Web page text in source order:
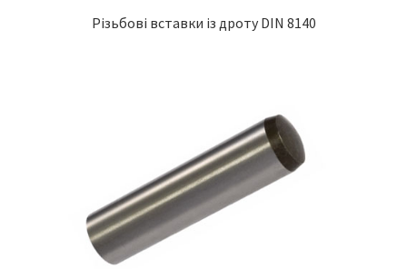
Різьбові вставки із дроту DIN 8140